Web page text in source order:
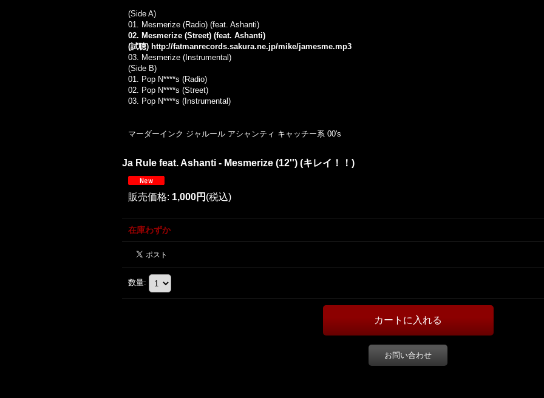
(Side A)
01. Mesmerize (Radio) (feat. Ashanti)
02. Mesmerize (Street) (feat. Ashanti)
(試聴) http://fatmanrecords.sakura.ne.jp/mike/jamesme.mp3
03. Mesmerize (Instrumental)
(Side B)
01. Pop N****s (Radio)
02. Pop N****s (Street)
03. Pop N****s (Instrumental)
マーダーインク ジャルール アシャンティ キャッチー系 00's
Ja Rule feat. Ashanti - Mesmerize (12'') (キレイ！！)
販売価格: 1,000円 (税込)
在庫わずか
数量:
お問い合わせ